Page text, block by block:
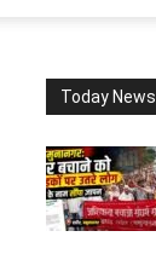
Today News